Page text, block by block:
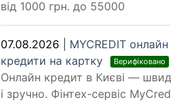
від 1000 грн. до 55000
07.08.2026
MYCREDIT онлайн
кредити на картку
Верифіковано
Онлайн кредит в Києві —
і зручно. Фінтех-сервіс